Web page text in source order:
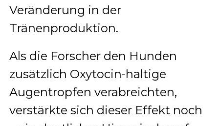
Veränderung in der
Tränenproduktion.
Als die Forscher den Hunden
zusätzlich Oxytocin-haltige
Augentropfen verabreichten,
verstärkte sich dieser Effekt noch